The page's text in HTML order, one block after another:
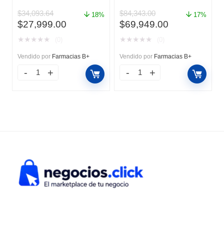
$34,093.64
El
precio
era:
$34,093.64.
$27,999.00
es:
$27,999.00.
18%
★ ★ ★ ★ ★
Vendido por Farmacias B+
$84,343.00
El
precio
era:
$84,343.00.
$69,949.00
es:
$69,949.00.
17%
★ ★ ★ ★ ★
Vendido por Farmacias B+